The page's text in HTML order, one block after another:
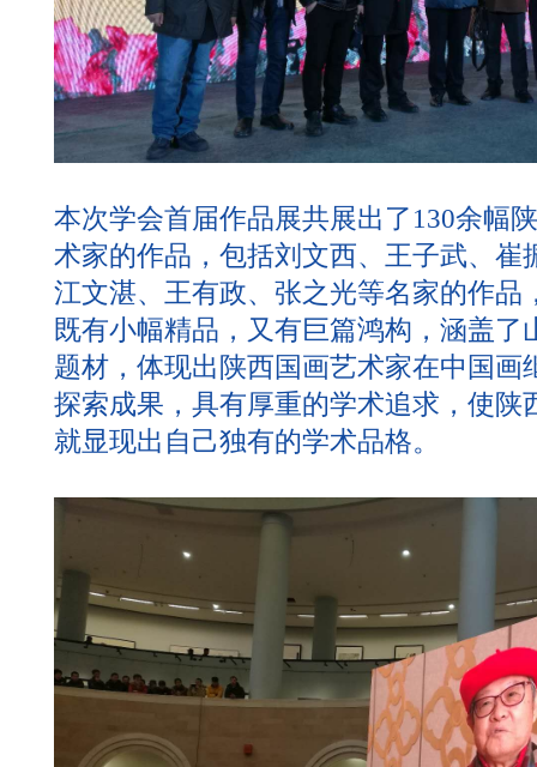
本次学会首届作品展共展出了130余幅
术家的作品，包括刘文西、王子武、崔
江文湛、王有政、张之光等名家的作品
既有小幅精品，又有巨篇鸿构，涵盖了
题材，体现出陕西国画艺术家在中国画
探索成果，具有厚重的学术追求，使陕
就显现出自己独有的学术品格。